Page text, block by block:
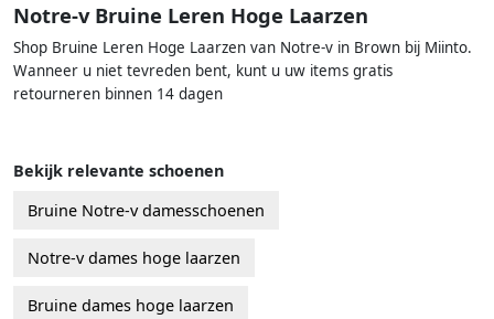
Notre-v Bruine Leren Hoge Laarzen
Shop Bruine Leren Hoge Laarzen van Notre-v in Brown bij Miinto.
Wanneer u niet tevreden bent, kunt u uw items gratis
retourneren binnen 14 dagen
Bekijk relevante schoenen
Bruine Notre-v damesschoenen
Notre-v dames hoge laarzen
Bruine dames hoge laarzen